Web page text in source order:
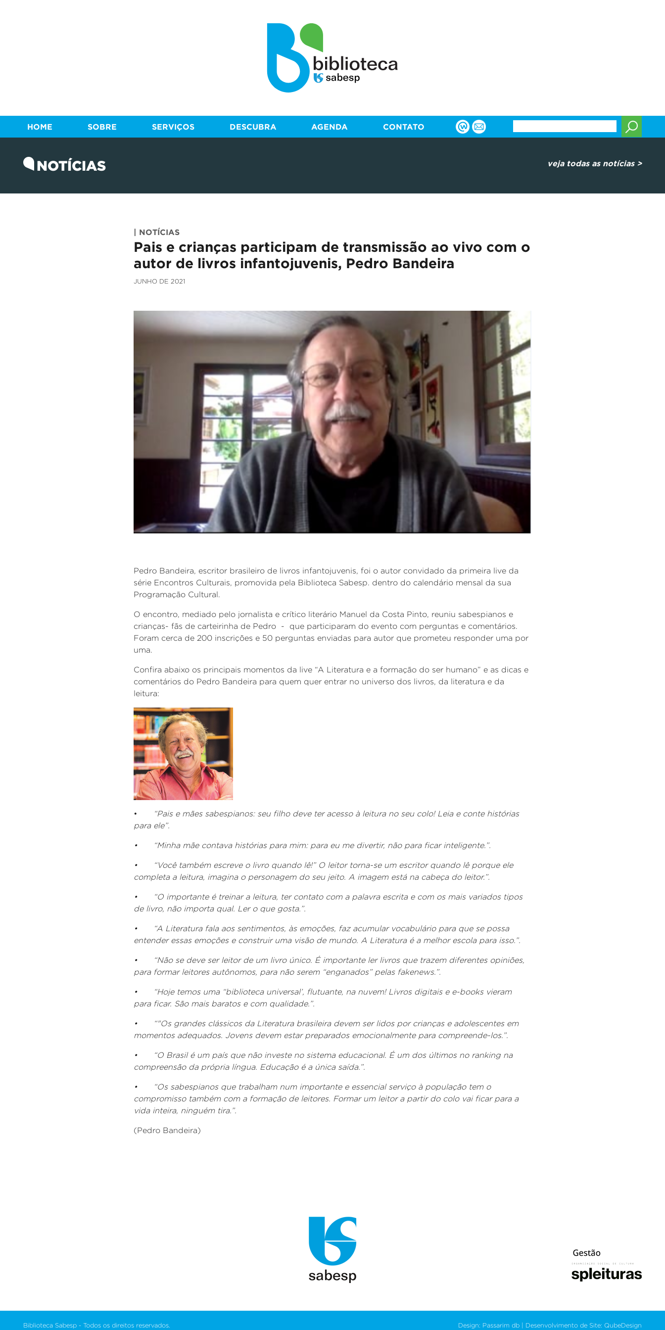
HOME SOBRE SERVIÇOS DESCUBRA AGENDA CONTATO
NOTÍCIAS veja todas as notícias >
| NOTÍCIAS
Pais e crianças participam de transmissão ao vivo com o
autor de livros infantojuvenis, Pedro Bandeira
JUNHO DE 2021
Pedro Bandeira, escritor brasileiro de livros infantojuvenis, foi o autor convidado da primeira live da
série Encontros Culturais, promovida pela Biblioteca Sabesp. dentro do calendário mensal da sua
Programação Cultural.
O encontro, mediado pelo jornalista e crítico literário Manuel da Costa Pinto, reuniu sabespianos e
crianças- fãs de carteirinha de Pedro - que participaram do evento com perguntas e comentários.
Foram cerca de 200 inscrições e 50 perguntas enviadas para autor que prometeu responder uma por
uma.
Confira abaixo os principais momentos da live “A Literatura e a formação do ser humano” e as dicas e
comentários do Pedro Bandeira para quem quer entrar no universo dos livros, da literatura e da
leitura:
•
“Pais e mães sabespianos: seu filho deve ter acesso à leitura no seu colo! Leia e conte histórias
para ele”.
• “Minha mãe contava histórias para mim: para eu me divertir, não para ficar inteligente.”.
•
“Você também escreve o livro quando lê!” O leitor torna-se um escritor quando lê porque ele
completa a leitura, imagina o personagem do seu jeito. A imagem está na cabeça do leitor.”.
•
“O importante é treinar a leitura, ter contato com a palavra escrita e com os mais variados tipos
de livro, não importa qual. Ler o que gosta.”.
•
“A Literatura fala aos sentimentos, às emoções, faz acumular vocabulário para que se possa
entender essas emoções e construir uma visão de mundo. A Literatura é a melhor escola para isso.”.
•
“Não se deve ser leitor de um livro único. É importante ler livros que trazem diferentes opiniões,
para formar leitores autônomos, para não serem “enganados” pelas fakenews.”.
•
“Hoje temos uma “biblioteca universal’, flutuante, na nuvem! Livros digitais e e-books vieram
para ficar. São mais baratos e com qualidade.”.
•
“"Os grandes clássicos da Literatura brasileira devem ser lidos por crianças e adolescentes em
momentos adequados. Jovens devem estar preparados emocionalmente para compreende-los.”.
•
“O Brasil é um país que não investe no sistema educacional. É um dos últimos no ranking na
compreensão da própria língua. Educação é a única saída.”.
•
“Os sabespianos que trabalham num importante e essencial serviço à população tem o
compromisso também com a formação de leitores. Formar um leitor a partir do colo vai ficar para a
vida inteira, ninguém tira.”.
(Pedro Bandeira)
Biblioteca Sabesp - Todos os direitos reservados. Design: Passarim db | Desenvolvimento de Site: QubeDesign